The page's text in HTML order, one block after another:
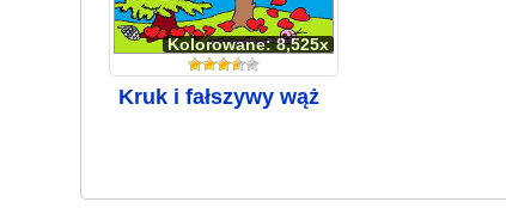
Kolorowane: 8,525x
Kruk i fałszywy wąż